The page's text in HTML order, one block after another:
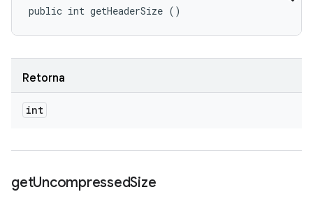
public int getHeaderSize ()
Retorna
int
getUncompressedSize